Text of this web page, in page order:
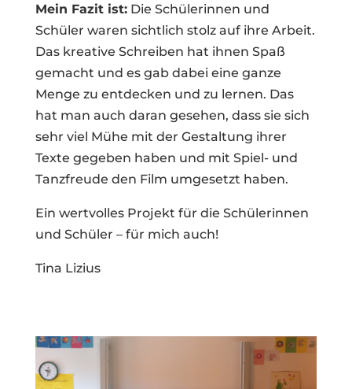
Mein Fazit ist:Die Schülerinnen und
Schüler waren sichtlich stolz auf ihre Arbeit.
Das kreative Schreiben hat ihnen Spaß
gemacht und es gab dabei eine ganze
Menge zu entdecken und zu lernen. Das
hat man auch daran gesehen, dass sie sich
sehr viel Mühe mit der Gestaltung ihrer
Texte gegeben haben und mit Spiel- und
Tanzfreude den Film umgesetzt haben.
Ein wertvolles Projekt für die Schülerinnen
und Schüler – für mich auch!
Tina Lizius